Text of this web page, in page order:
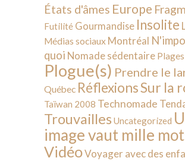
États d'âmes Europe
Futilité Gourmandise Insolite
Médias sociaux Montréal
quoi Nomade sédentaire Plages
Plogue(s) Prendre le
Québec RéflexionsSur la
Taïwan 2008 Technomade
Trouvailles Uncategorized
image vaut mille
VidéoVoyager avec des